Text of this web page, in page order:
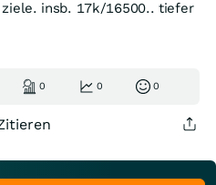
insb. 17k/16500.. tiefer
0 0 0